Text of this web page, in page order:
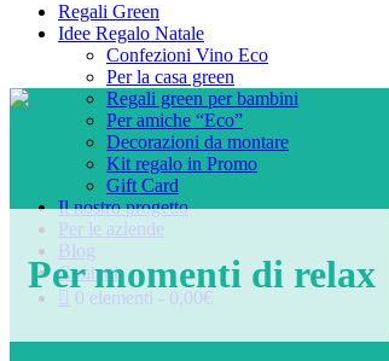
Regali Green
Idee Regalo Natale
Confezioni Vino Eco
Per la casa green
Regali green per bambini
Per amiche “Eco”
Decorazioni da montare
Kit regalo in Promo
Gift Card
Il nostro progetto
Per le aziende
Blog
Contatti
0 elementi
0,00€
Per momenti di relax